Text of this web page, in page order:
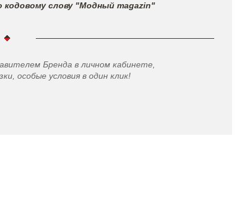
кодовому слову "Модный magazin"
Бренда в личном кабинете,
особые условия в один клик!